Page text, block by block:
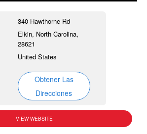
340 Hawthorne Rd
Elkin, North Carolina,
28621
United States
Obtener Las
Direcciones
VIEW WEBSITE